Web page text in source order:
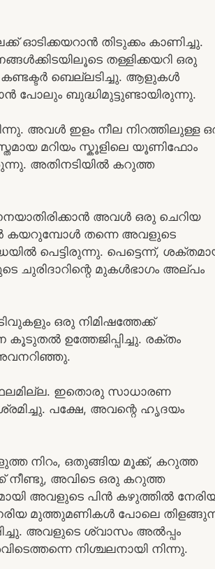
ഓടിക്കയറാൻ തിടുക്കം കാണിച്ചു.
തള്ളിക്കയറി ഒരു
കണ്ടക്ടർ ബെല്ലടിച്ചു. ആളുകൾ
പോലും ബുദ്ധിമുട്ടുണ്ടായിരുന്നു.
അവൾ ഇളം നീല നിറത്തിലുള്ള
മറിയം സ്കൂളിലെ യൂണിഫോം
അതിനടിയിൽ കറുത്ത
അവൾ ഒരു ചെറിയ
കയറുമ്പോൾ തന്നെ അവളുടെ
പെട്ടിരുന്നു. പെട്ടെന്ന്,
ചുരിദാറിന്റെ മുകൾഭാഗം അല്പം
ഒരു നിമിഷത്തേക്ക്
ഉത്തേജിപ്പിച്ചു. രക്തം
ഇതൊരു സാധാരണ
പക്ഷേ, അവന്റെ ഹൃദയം
നിറം, ഒതുങ്ങിയ മൂക്ക്, കറുത്ത
നീണ്ടു, അവിടെ ഒരു കറുത്ത
അവളുടെ പിൻ കഴുത്തിൽ
മുത്തുമണികൾ പോലെ
അവളുടെ ശ്വാസം അൽപ്പം
നിശ്ചലനായി നിന്നു.